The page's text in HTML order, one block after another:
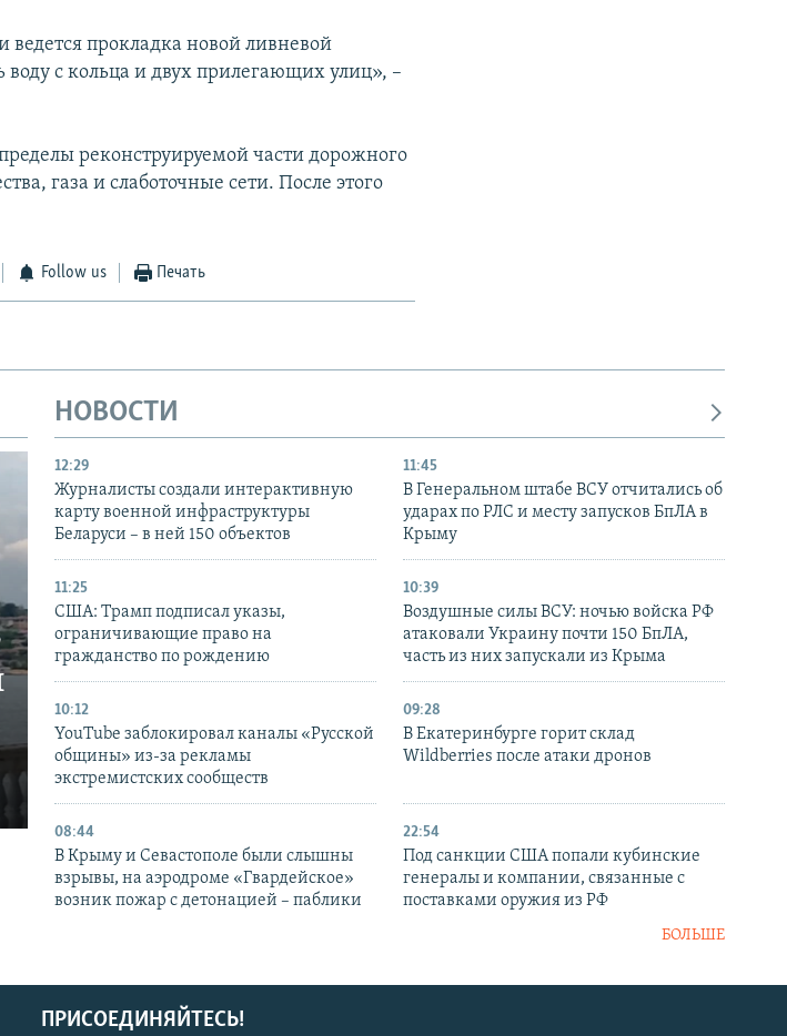
прокладка новой ливневой
воду с кольца и двух прилегающих улиц», –
реконструируемой части дорожного
газа и слаботочные сети. После этого
Follow us Печать
НОВОСТИ
12:29
Журналисты создали интерактивную
карту военной инфраструктуры
Беларуси – в ней 150 объектов
11:45
В Генеральном штабе ВСУ отчитались об
ударах по РЛС и месту запусков БпЛА в
Крыму
11:25
США: Трамп подписал указы,
ограничивающие право на
гражданство по рождению
10:39
Воздушные силы ВСУ: ночью войска РФ
атаковали Украину почти 150 БпЛА,
часть из них запускали из Крыма
10:12
YouTube заблокировал каналы «Русской
общины» из-за рекламы
экстремистских сообществ
09:28
В Екатеринбурге горит склад
Wildberries после атаки дронов
08:44
В Крыму и Севастополе были слышны
взрывы, на аэродроме «Гвардейское»
возник пожар с детонацией – паблики
22:54
Под санкции США попали кубинские
генералы и компании, связанные с
поставками оружия из РФ
БОЛЬШЕ
ПРИСОЕДИНЯЙТЕСЬ!